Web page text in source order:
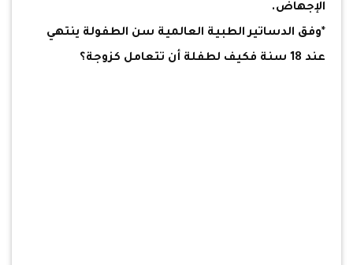
الإجهاض.
*وفق الدساتير الطبية العالمية سن الطفولة ينتهي
عند 18 سنة فكيف لطفلة أن تتعامل كزوجة؟